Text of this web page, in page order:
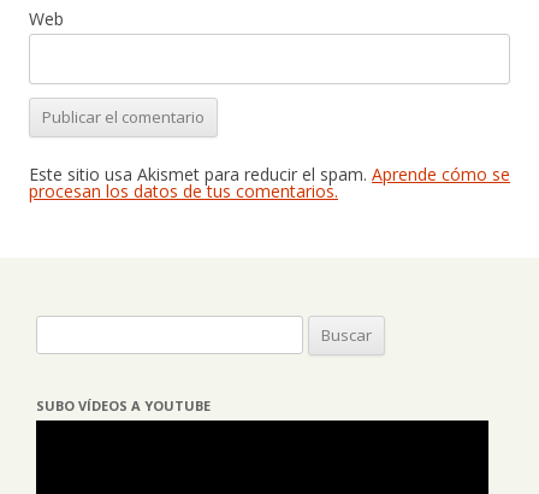
Web
Este sitio usa Akismet para reducir el spam. Aprende cómo se
procesan los datos de tus comentarios.
SUBO VÍDEOS A YOUTUBE